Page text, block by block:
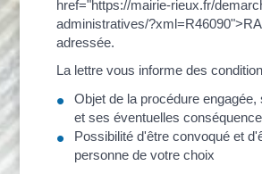
href="https://mairie-rieux.fr/
administratives/
adressée.
La lettre vous informe des
Objet de la procédure engagée,
et ses éventuelles
Possibilité d'être convoqué et
personne de votre choix